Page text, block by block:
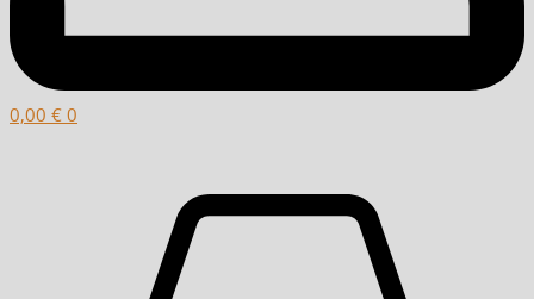
0,00 € 0